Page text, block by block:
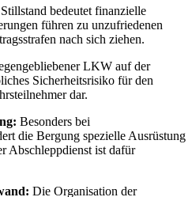
bedeutet finanzielle
führen zu unzufriedenen
nach sich ziehen.
LKW auf der
Sicherheitsrisiko für den
dar.
Besonders bei
die Bergung spezielle Ausrüstung
Abschleppdienst ist dafür
Die Organisation der